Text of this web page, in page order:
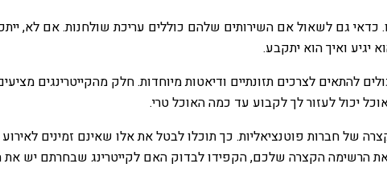
כדאי גם לשאול אם השירותים שלהם כוללים עריכת שולחנות. אם לא,
יגיע ואיך הוא יתקבע.
לצרכים תזונתיים ודיאטות מיוחדות. חלק מהקייטרינגים
יכול לעזור לך לקבוע עד כמה האוכל טרי.
של חברות פוטנציאליות. כך תוכלו לבטל את אלו שאינם זמינים
הרשימה הקצרה שלכם, הקפידו לבדוק האם לקייטרינג שבחרתם יש את